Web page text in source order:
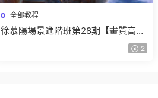
全部教程
徐慕陽場景進階班第28期【畫質高清
2